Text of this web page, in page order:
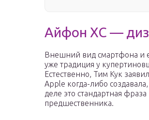
Айфон ХС —
Внешний вид смартфона и
уже традиция у
Естественно, Тим Кук
Apple когда-либо
деле это стандартная
предшественника.